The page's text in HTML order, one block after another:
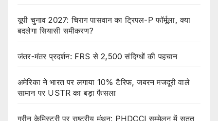
यूपी चुनाव 2027: चिराग पासवान का ट्रिपल-P फॉर्मूला, क्या
बदलेगा सियासी समीकरण?
जंतर-मंतर प्रदर्शन: FRS से 2,500 संदिग्धों की पहचान
अमेरिका ने भारत पर लगाया 10% टैरिफ, जबरन मजदूरी वाले
सामान पर USTR का बड़ा फैसला
ग्रीन केमिस्ट्री पर राष्ट्रीय मंथन: PHDCCI सम्मेलन में सतत